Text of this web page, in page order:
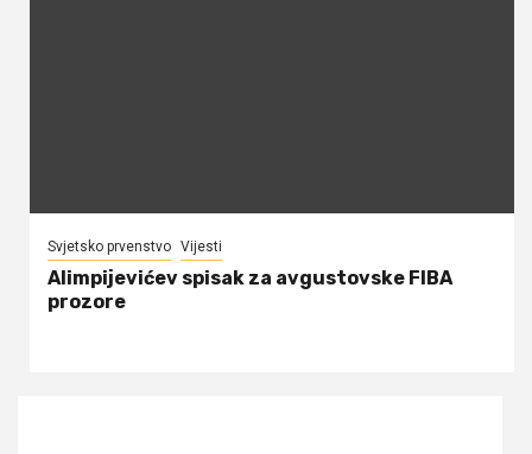
Svjetsko prvenstvo Vijesti
Alimpijevićev spisak za avgustovske FIBA
prozore